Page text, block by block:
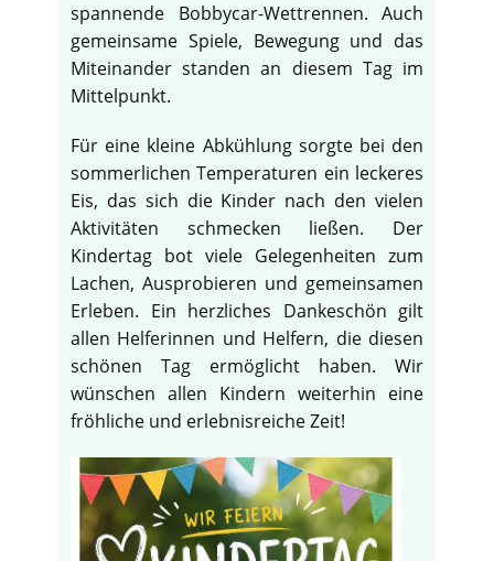
spannende Bobbycar-Wettrennen. Auch
gemeinsame Spiele, Bewegung und das
Miteinander standen an diesem Tag im
Mittelpunkt.
Für eine kleine Abkühlung sorgte bei den
sommerlichen Temperaturen ein leckeres
Eis, das sich die Kinder nach den vielen
Aktivitäten schmecken ließen. Der
Kindertag bot viele Gelegenheiten zum
Lachen, Ausprobieren und gemeinsamen
Erleben. Ein herzliches Dankeschön gilt
allen Helferinnen und Helfern, die diesen
schönen Tag ermöglicht haben. Wir
wünschen allen Kindern weiterhin eine
fröhliche und erlebnisreiche Zeit!